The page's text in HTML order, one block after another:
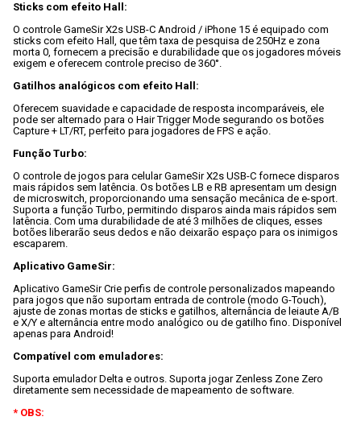
Sticks com efeito Hall:
O controle GameSir X2s USB-C Android / iPhone 15 é equipado com
sticks com efeito Hall, que têm taxa de pesquisa de 250Hz e zona
morta 0, fornecem a precisão e durabilidade que os jogadores móveis
exigem e oferecem controle preciso de 360°.
Gatilhos analógicos com efeito Hall:
Oferecem suavidade e capacidade de resposta incomparáveis, ele
pode ser alternado para o Hair Trigger Mode segurando os botões
Capture + LT/RT, perfeito para jogadores de FPS e ação.
Função Turbo:
O controle de jogos para celular GameSir X2s USB-C fornece disparos
mais rápidos sem latência. Os botões LB e RB apresentam um design
de microswitch, proporcionando uma sensação mecânica de e-sport.
Suporta a função Turbo, permitindo disparos ainda mais rápidos sem
latência. Com uma durabilidade de até 3 milhões de cliques, esses
botões liberarão seus dedos e não deixarão espaço para os inimigos
escaparem.
Aplicativo GameSir:
Aplicativo GameSir Crie perfis de controle personalizados mapeando
para jogos que não suportam entrada de controle (modo G-Touch),
ajuste de zonas mortas de sticks e gatilhos, alternância de leiaute A/B
e X/Y e alternância entre modo analógico ou de gatilho fino. Disponível
apenas para Android!
Compatível com emuladores:
Suporta emulador Delta e outros. Suporta jogar Zenless Zone Zero
diretamente sem necessidade de mapeamento de software.
* OBS: